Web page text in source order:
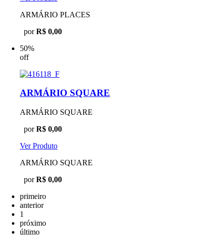
ARMÁRIO PLACES
porR$ 0,00
50%
off
ARMÁRIO SQUARE
ARMÁRIO SQUARE
porR$ 0,00
Ver Produto
ARMÁRIO SQUARE
porR$ 0,00
primeiro
anterior
1
próximo
último